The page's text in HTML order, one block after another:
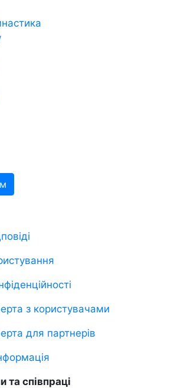
з користувачами
для партнерів
та співпраці